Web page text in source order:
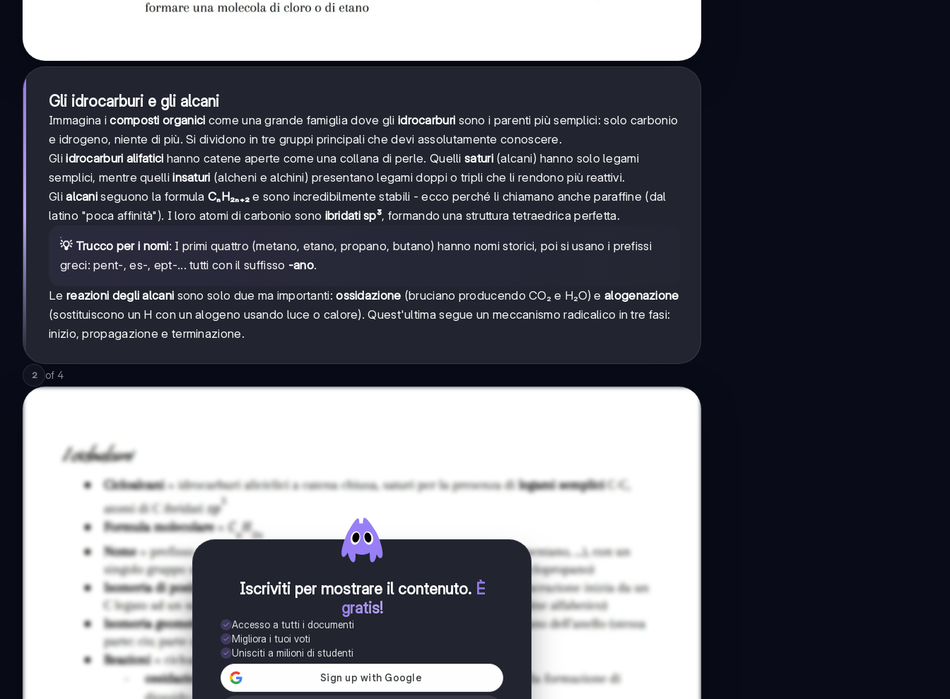
Gli idrocarburi e gli alcani
Immagina icomposti organici come una grande famiglia dove gli idrocarburi sono i parenti più semplici: solo carbonio
e idrogeno, niente di più. Si dividono in tre gruppi principali che devi assolutamente conoscere.
Gliidrocarburi alifatici hanno catene aperte come una collana di perle. Quellisaturi(alcani) hanno solo legami
semplici, mentre quelliinsaturi (alcheni e alchini) presentano legami doppi o tripli che li rendono più reattivi.
Glialcani seguono la formulaCₙH₂ₙ₊₂ e sono incredibilmente stabili - ecco perché li chiamano anche paraffine (dal
latino "poca affinità"). I loro atomi di carbonio sono ibridati sp³, formando una struttura tetraedrica perfetta.
💡 Trucco per i nomi: I primi quattro (metano, etano, propano, butano) hanno nomi storici, poi si usano i prefissi
greci: pent-, es-, ept-... tutti con il suffisso -ano.
Le reazioni degli alcani sono solo due ma importanti:ossidazione (bruciano producendo CO₂ e H₂O) ealogenazione
(sostituiscono un H con un alogeno usando luce o calore). Quest'ultima segue un meccanismo radicalico in tre fasi:
inizio, propagazione e terminazione.
2 of 4
Iscriviti per mostrare il contenuto. È
gratis!
Accesso a tutti i documenti
Migliora i tuoi voti
Unisciti a milioni di studenti